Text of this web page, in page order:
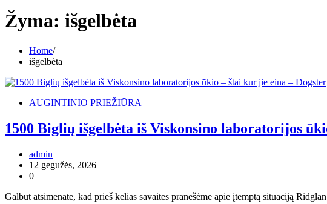
Žyma: išgelbėta
Home
išgelbėta
AUGINTINIO PRIEŽIŪRA
1500 Biglių išgelbėta iš Viskonsino laboratorijos
admin
12 gegužės, 2026
0
Galbūt atsimenate, kad prieš kelias savaites pranešėme apie įtemptą situaciją